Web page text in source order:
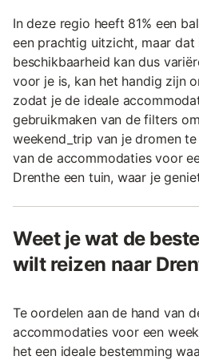
In deze regio heeft 81% een
een prachtig uitzicht, maar
beschikbaarheid kan dus
voor je is, kan het handig zijn
zodat je de ideale
gebruikmaken van de filters
weekend_trip van je dromen
van de accommodaties voor
Drenthe een tuin, waar je
Weet je wat de
wilt reizen naar
Te oordelen aan de hand van
accommodaties voor een
het een ideale bestemming